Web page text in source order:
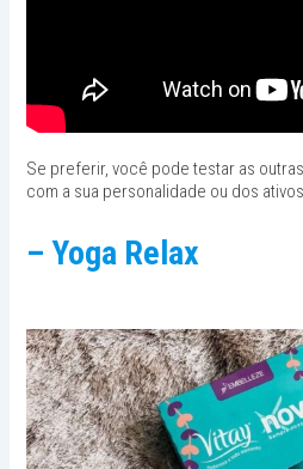
Se preferir, você pode testar as
com a sua personalidade ou dos
– Yoga Relax